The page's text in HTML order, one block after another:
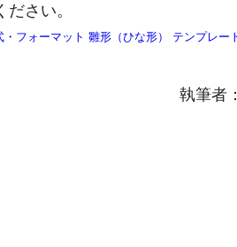
さい。
フォーマット 雛形（ひな形） テンプレー
執筆者：